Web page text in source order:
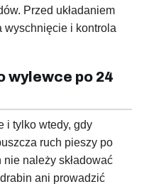
Przed układaniem
wyschnięcie i kontrola
wylewce po 24
i tylko wtedy, gdy
ruch pieszy po
należy składować
ani prowadzić